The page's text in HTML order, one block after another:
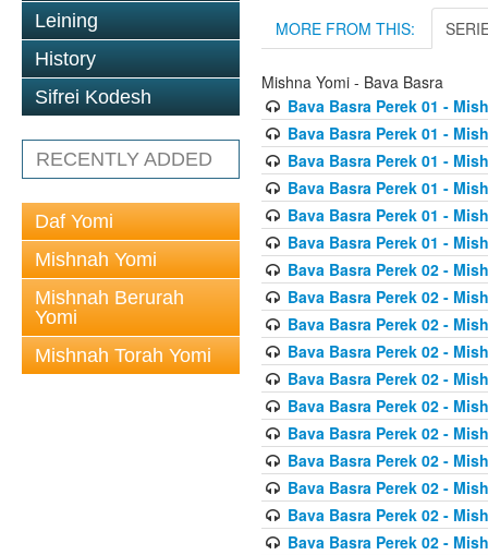
Leining
History
Sifrei Kodesh
RECENTLY ADDED
Daf Yomi
Mishnah Yomi
Mishnah Berurah
Yomi
Mishnah Torah Yomi
MORE FROM THIS:
Mishna Yomi - Bava Basra
Bava Basra Perek 01 -
Bava Basra Perek 01 -
Bava Basra Perek 01 -
Bava Basra Perek 01 -
Bava Basra Perek 01 -
Bava Basra Perek 01 -
Bava Basra Perek 02 -
Bava Basra Perek 02 -
Bava Basra Perek 02 -
Bava Basra Perek 02 -
Bava Basra Perek 02 -
Bava Basra Perek 02 -
Bava Basra Perek 02 -
Bava Basra Perek 02 -
Bava Basra Perek 02 -
Bava Basra Perek 02 -
Bava Basra Perek 02 -